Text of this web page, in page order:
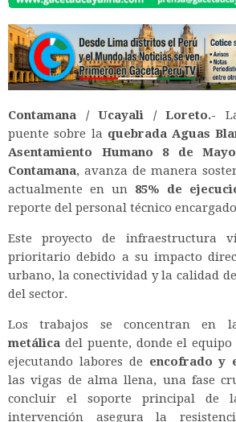
Contamana / Ucayali / Loreto.-
puente sobre la quebrada Aguas
Asentamiento Humano 8 de Mayo
Contamana, avanza de manera
actualmente en un 85% de
reporte del personal técnico
Este proyecto de infraestructura
prioritario debido a su impacto
urbano, la conectividad y la calidad
del sector.
Los trabajos se concentran en
metálica del puente, donde el
ejecutando labores de encofrado y
las vigas de alma llena, una fase
concluir el soporte principal de
intervención asegura la